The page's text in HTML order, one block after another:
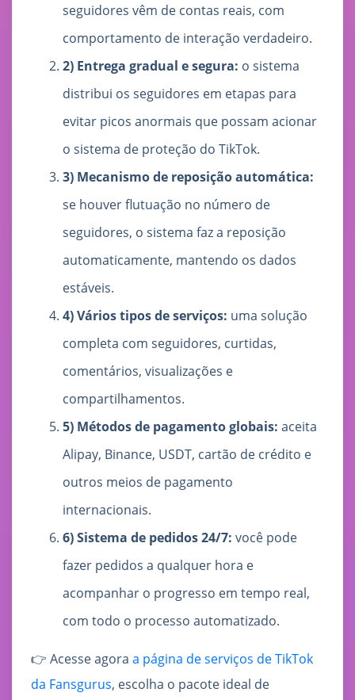
seguidores vêm de contas reais, com
comportamento de interação verdadeiro.
2) Entrega gradual e segura: o sistema
distribui os seguidores em etapas para
evitar picos anormais que possam acionar
o sistema de proteção do TikTok.
3) Mecanismo de reposição automática:
se houver flutuação no número de
seguidores, o sistema faz a reposição
automaticamente, mantendo os dados
estáveis.
4) Vários tipos de serviços: uma solução
completa com seguidores, curtidas,
comentários, visualizações e
compartilhamentos.
5) Métodos de pagamento globais: aceita
Alipay, Binance, USDT, cartão de crédito e
outros meios de pagamento
internacionais.
6) Sistema de pedidos 24/7: você pode
fazer pedidos a qualquer hora e
acompanhar o progresso em tempo real,
com todo o processo automatizado.
👉 Acesse agora a página de serviços de TikTok
da Fansgurus, escolha o pacote ideal de